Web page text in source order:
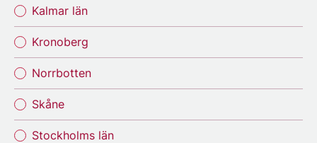
Kalmar län
Kronoberg
Norrbotten
Skåne
Stockholms län